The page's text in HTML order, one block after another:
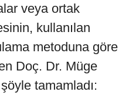
veya ortak
kullanılan
metoduna göre
Doç. Dr. Müge
tamamladı: